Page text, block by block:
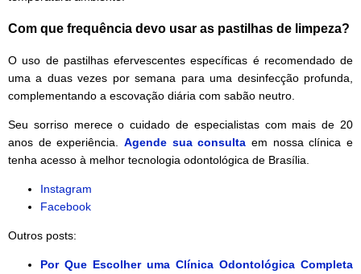
Com que frequência devo usar as pastilhas de limpeza?
O uso de pastilhas efervescentes específicas é recomendado de
uma a duas vezes por semana para uma desinfecção profunda,
complementando a escovação diária com sabão neutro.
Seu sorriso merece o cuidado de especialistas com mais de 20
anos de experiência. Agende sua consulta em nossa clínica e
tenha acesso à melhor tecnologia odontológica de Brasília.
Instagram
Facebook
Outros posts:
Por Que Escolher uma Clínica Odontológica Completa